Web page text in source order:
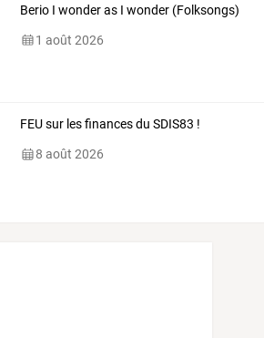
Berio I wonder as I wonder (Folksongs)
1 août 2026
FEU sur les finances du SDIS83 !
8 août 2026